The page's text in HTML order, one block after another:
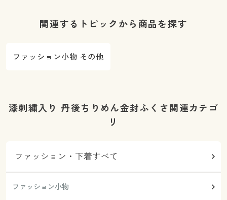
関連するトピックから商品を探す
ファッション小物 その他
漆刺繍入り 丹後ちりめん金封ふくさ関連カテゴ
リ
ファッション・下着すべて
ファッション小物